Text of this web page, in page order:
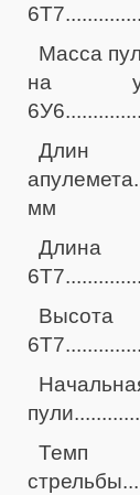
Масса
на
Длин
мм
Длина
Темп